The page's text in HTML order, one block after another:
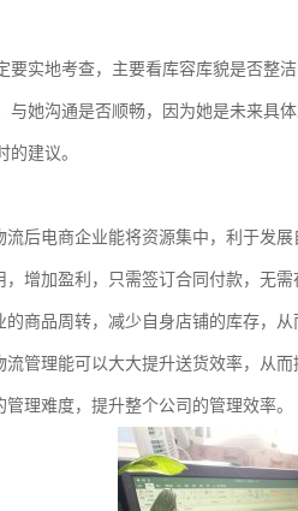
要实地考查，主要看库容库貌是否整
与她沟通是否顺畅，因为她是未来具
的建议。
流后电商企业能将资源集中，利于发展
增加盈利，只需签订合同付款，无需
商品周转，减少自身店铺的库存，从
管理能可以大大提升送货效率，从而
理难度，提升整个公司的管理效率。